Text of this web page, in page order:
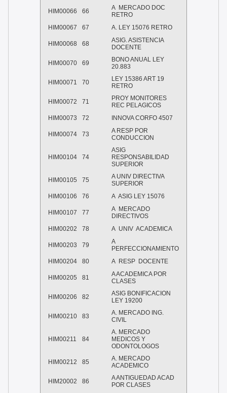
HIM00066 66
A MERCADO DOC
RETRO
HIM00067
67 A. LEY 15076 RETRO
HIM00068 68
ASIG. ASISTENCIA
DOCENTE
HIM00070 69
BONO ANUAL LEY
20.883
HIM00071 70
LEY 15386 ART 19
RETRO
HIM00072 71
PROY MONITORES
REC PELAGICOS
HIM00073
72 INNOVA CORFO 4507
HIM00074 73
A RESP POR
CONDUCCION
HIM00104 74
ASIG
RESPONSABILIDAD
SUPERIOR
HIM00105 75
A UNIV DIRECTIVA
SUPERIOR
HIM00106
76 A ASIG LEY 15076
HIM00107 77
A MERCADO
DIRECTIVOS
HIM00202
78 A UNIV ACADEMICA
HIM00203 79
A
PERFECCIONAMIENTO
HIM00204
80 A RESP DOCENTE
HIM00205 81
A ACADEMICA POR
CLASES
HIM00206 82
ASIG BONIFICACION
LEY 19200
HIM00210 83
A. MERCADO ING.
CIVIL
HIM00211 84
A. MERCADO
MEDICOS Y
ODONTOLOGOS
HIM00212 85
A. MERCADO
ACADEMICO
HIM20002 86
A ANTIGUEDAD ACAD
POR CLASES